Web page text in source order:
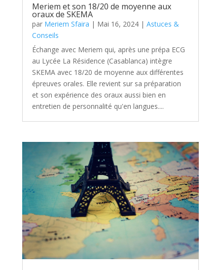
Meriem et son 18/20 de moyenne aux
oraux de SKEMA
par Meriem Sfaira | Mai 16, 2024| Astuces &
Conseils
Échange avec Meriem qui, après une prépa ECG
au Lycée La Résidence (Casablanca) intègre
SKEMA avec 18/20 de moyenne aux différentes
épreuves orales. Elle revient sur sa préparation
et son expérience des oraux aussi bien en
entretien de personnalité qu'en langues....